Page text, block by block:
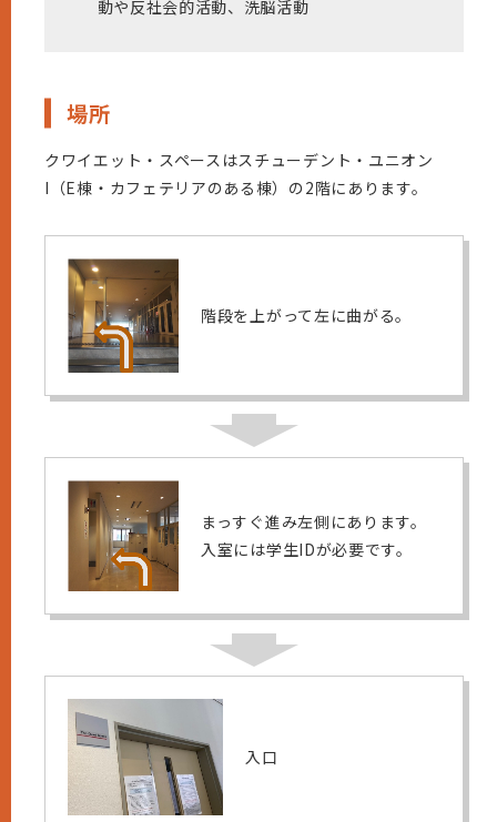
動や反社会的活動、洗脳活動
場所
クワイエット・スペースはスチューデント・ユニオン
I（E棟・カフェテリアのある棟）の2階にあります。
階段を上がって左に曲がる。
まっすぐ進み左側にあります。
入室には学生IDが必要です。
入口